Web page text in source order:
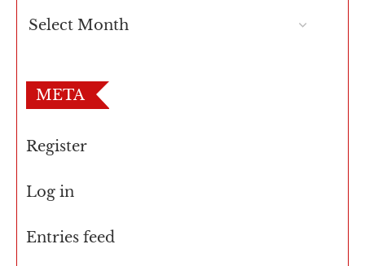
META
Register
Log in
Entries feed